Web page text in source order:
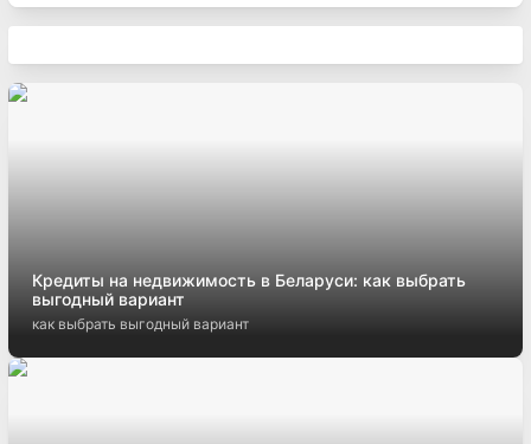
Кредиты на недвижимость в Беларуси: как выбрать
выгодный вариант
как выбрать выгодный вариант